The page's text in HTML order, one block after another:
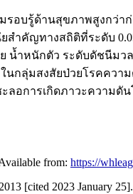
บรู้ด้านสุขภาพสูงกว่า
คัญทางสถิติที่ระดับ 0.05
น้ำหนักตัว ระดับดัชนีม
นกลุ่มสงสัยป่วยโรคคว
ลอการเกิดภาวะความดั
from: https://
[cited 2023 January